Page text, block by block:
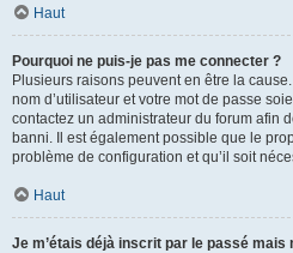
Haut
Pourquoi ne puis-je pas me connecter ?
Plusieurs raisons peuvent en être la
nom d’utilisateur et votre mot de passe
contactez un administrateur du forum afin
banni. Il est également possible que le
problème de configuration et qu’il soit
Haut
Je m’étais déjà inscrit par le passé mais